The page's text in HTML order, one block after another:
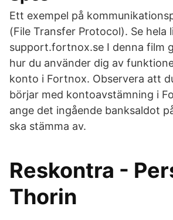
Ett exempel på
(File Transfer Protocol). Se hela
support.fortnox.se I denna film
hur du använder dig av
konto i Fortnox. Observera att
börjar med kontoavstämning i
ange det ingående banksaldot
ska stämma av.
Reskontra -
Thorin